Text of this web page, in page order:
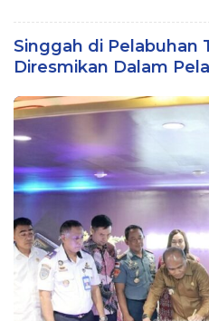
Singgah di Pelabuhan
Diresmikan Dalam